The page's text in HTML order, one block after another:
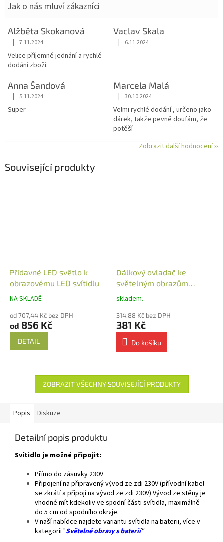
Jak o nás mluví zákazníci
Alžběta Skokanová
Hodnocení obchodu je 5 z 5 hvězdiček.
| 7.11.2024
Velice příjemné jednání a rychlé
dodání zboží.
Vaclav Skala
Hodnocení obchodu je 5 z 5
| 6.11.2024
Anna Šandová
Hodnocení obchodu je 5 z 5 hvězdiček.
| 5.11.2024
Super
Marcela Malá
Hodnocení obchodu je 5 z 5
| 30.10.2024
Velmi rychlé dodání , určeno jako
dárek, takže pevně doufám, že
potěší
Zobrazit další hodnocení ››
Související produkty
Přídavné LED světlo k
obrazovému LED svítidlu
NA SKLADĚ
od 707,44 Kč bez DPH
od 856 Kč
DETAIL
Dálkový ovladač ke
světelným obrazům
nástěnný
skladem.
314,88 Kč bez DPH
381 Kč
Do košíku
ZOBRAZIT VŠECHNY SOUVISEJÍCÍ PRODUKTY
Popis Diskuze
Detailní popis produktu
Svítidlo je možné připojit:
Přímo do zásuvky 230V
Připojení na připravený vývod ze zdi 230V (přívodní kabel
se zkrátí a připojí na vývod ze zdi 230V) Vývod ze stěny je
vhodné mít kdekoliv ve spodní části svítidla, maximálně
do 5 cm od spodního okraje.
V naší nabídce najdete variantu svítidla na baterii, více v
kategorii "Světelné obrazy s baterií"